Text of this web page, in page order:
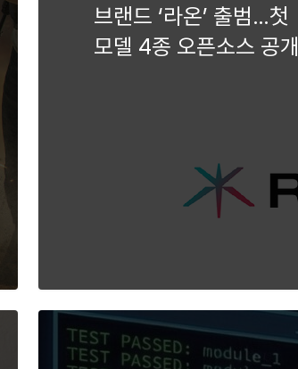
브랜드 ‘라온’ 출범…첫
모델 4종 오픈소스 공개